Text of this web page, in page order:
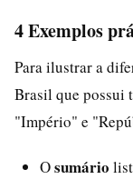
4 Exemplos
Para ilustrar a
Brasil que possui
"Império" e
Osumário